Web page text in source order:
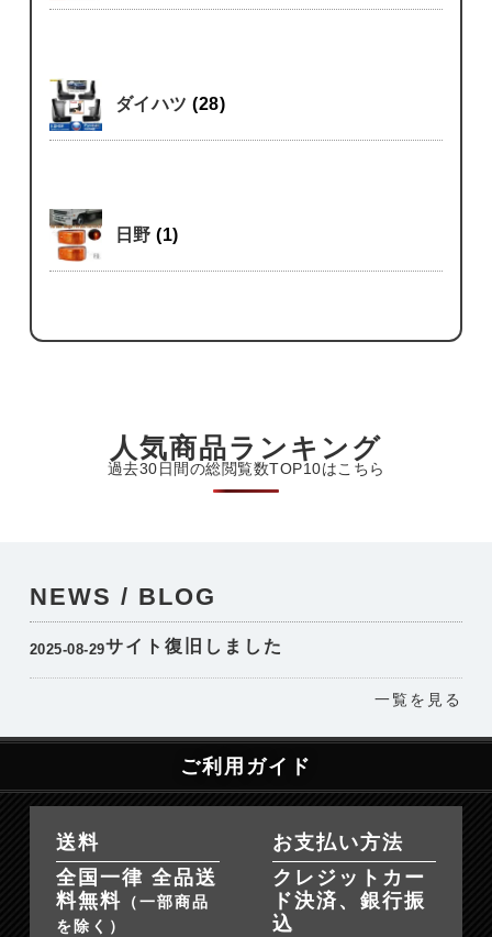
ダイハツ(28)
日野(1)
人気商品ランキング
過去30日間の総閲覧数TOP10はこちら
NEWS / BLOG
2025-08-29サイト復旧しました
一覧を見る
ご利用ガイド
送料
全国一律 全品送
料無料 （一部商品
を除く）
お支払い方法
クレジットカー
ド決済、銀行振
込